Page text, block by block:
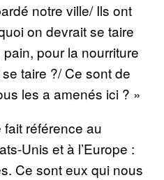
notre ville/ Ils ont
on devrait se taire
pour la nourriture
taire ?/ Ce sont de
les a amenés ici ? »
référence au
Unis et à l’Europe :
Ce sont eux qui nous